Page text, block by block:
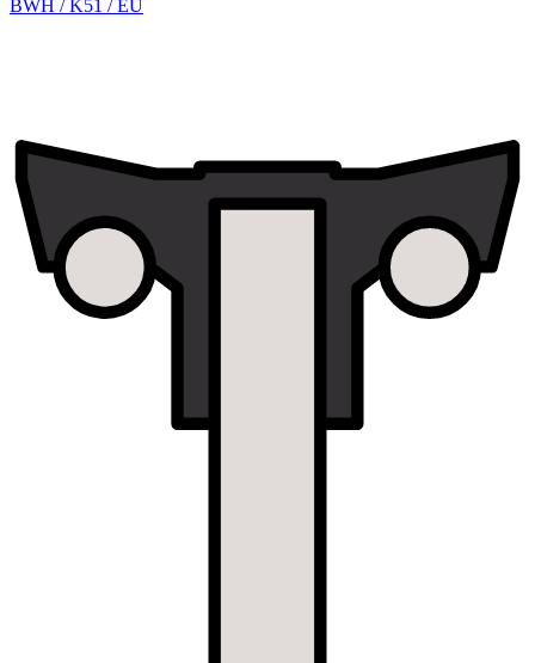
BWH / K51 / EU